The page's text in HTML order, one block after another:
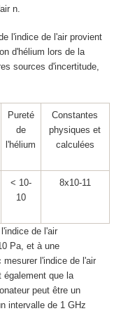
n.
l'indice de l'air provient
d'hélium lors de la
sources d'incertitude,
Pureté
de
l'hélium
Constantes
physiques et
calculées
< 10-
10
8x10-11
de l'air
Pa, et à une
l'indice de l'air
également que la
peut être un
intervalle de 1 GHz